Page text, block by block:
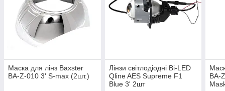
Маска для лінз Baxster
BA-Z-010 3' S-max (2шт.)
Лінзи світлодіодні Bi-LED
Qline AES Supreme F1
Blue 3' 2шт
BA-